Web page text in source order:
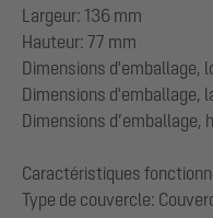
Largeur: 136 mm
Hauteur: 77 mm
Dimensions d'emballage,
Dimensions d'emballage,
Dimensions d’emballage,
Caractéristiques
Type de couvercle: